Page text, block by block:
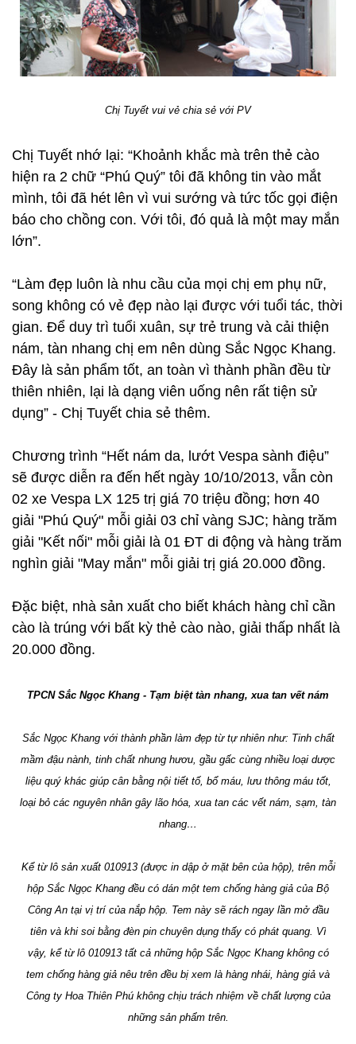
Chị Tuyết vui vẻ chia sẻ với PV
Chị Tuyết nhớ lại: “Khoảnh khắc mà trên thẻ cào
hiện ra 2 chữ “Phú Quý” tôi đã không tin vào mắt
mình, tôi đã hét lên vì vui sướng và tức tốc gọi điện
báo cho chồng con. Với tôi, đó quả là một may mắn
lớn”.
“Làm đẹp luôn là nhu cầu của mọi chị em phụ nữ,
song không có vẻ đẹp nào lại được với tuổi tác, thời
gian. Để duy trì tuổi xuân, sự trẻ trung và cải thiện
nám, tàn nhang chị em nên dùng Sắc Ngọc Khang.
Đây là sản phẩm tốt, an toàn vì thành phần đều từ
thiên nhiên, lại là dạng viên uống nên rất tiện sử
dụng” - Chị Tuyết chia sẻ thêm.
Chương trình “Hết nám da, lướt Vespa sành điệu”
sẽ được diễn ra đến hết ngày 10/10/2013, vẫn còn
02 xe Vespa LX 125 trị giá 70 triệu đồng; hơn 40
giải "Phú Quý" mỗi giải 03 chỉ vàng SJC; hàng trăm
giải "Kết nối" mỗi giải là 01 ĐT di động và hàng trăm
nghìn giải "May mắn" mỗi giải trị giá 20.000 đồng.
Đặc biệt, nhà sản xuất cho biết khách hàng chỉ cần
cào là trúng với bất kỳ thẻ cào nào, giải thấp nhất là
20.000 đồng.
TPCN Sắc Ngọc Khang - Tạm biệt tàn nhang, xua tan vết nám
Sắc Ngọc Khang với thành phần làm đẹp từ tự nhiên như: Tinh chất
mầm đậu nành, tinh chất nhung hươu, gầu gấc cùng nhiều loại dược
liệu quý khác giúp cân bằng nội tiết tố, bổ máu, lưu thông máu tốt,
loại bỏ các nguyên nhân gây lão hóa, xua tan các vết nám, sạm, tàn
nhang…
Kể từ lô sản xuất 010913 (được in dập ở mặt bên của hộp), trên mỗi
hộp Sắc Ngọc Khang đều có dán một tem chống hàng giả của Bộ
Công An tại vị trí của nắp hộp. Tem này sẽ rách ngay lần mở đầu
tiên và khi soi bằng đèn pin chuyên dụng thấy có phát quang. Vì
vậy, kể từ lô 010913 tất cả những hộp Sắc Ngọc Khang không có
tem chống hàng giả nêu trên đều bị xem là hàng nhái, hàng giả và
Công ty Hoa Thiên Phú không chịu trách nhiệm về chất lượng của
những sản phẩm trên.